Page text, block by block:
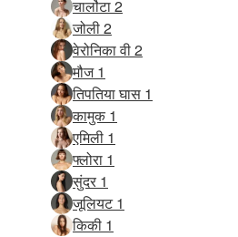
चार्लोटा 2
जोली 2
वेरोनिका वी 2
मौज 1
तिपतिया घास 1
कामुक 1
एमिली 1
फ्लोरा 1
सुंदर 1
जूलियट 1
किकी 1